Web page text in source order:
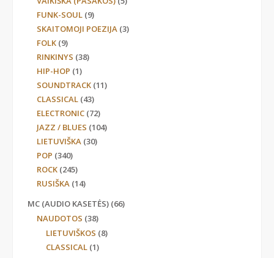
FUNK-SOUL (9)
SKAITOMOJI POEZIJA (3)
FOLK (9)
RINKINYS (38)
HIP-HOP (1)
SOUNDTRACK (11)
CLASSICAL (43)
ELECTRONIC (72)
JAZZ / BLUES (104)
LIETUVIŠKA (30)
POP (340)
ROCK (245)
RUSIŠKA (14)
MC (AUDIO KASETĖS) (66)
NAUDOTOS (38)
LIETUVIŠKOS (8)
CLASSICAL (1)